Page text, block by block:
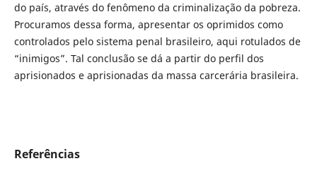
do país, através do fenômeno da criminalização da pobreza.
Procuramos dessa forma, apresentar os oprimidos como
controlados pelo sistema penal brasileiro, aqui rotulados de
“inimigos”. Tal conclusão se dá a partir do perfil dos
aprisionados e aprisionadas da massa carcerária brasileira.
Referências